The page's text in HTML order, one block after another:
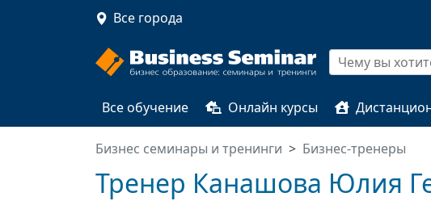
Все города
Все обучение Онлайн курсы
Бизнес семинары и тренинги Бизнес-тренеры
Тренер Канашова Юлия